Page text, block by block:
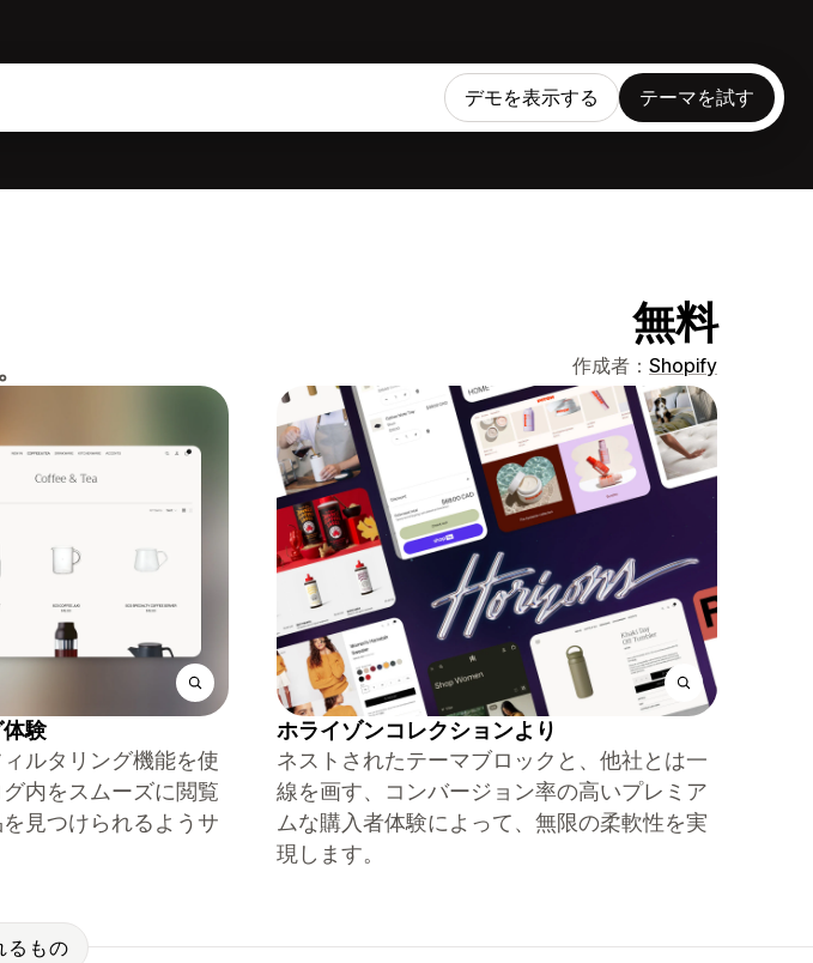
デモを表示する テーマを試す
無料
作成者： Shopify
験
ルタリング機能を使
内をスムーズに閲覧
見つけられるようサ
ホライゾンコレクションより
ネストされたテーマブロックと、他社とは一
線を画す、コンバージョン率の高いプレミア
ムな購入者体験によって、無限の柔軟性を実
現します。
るもの